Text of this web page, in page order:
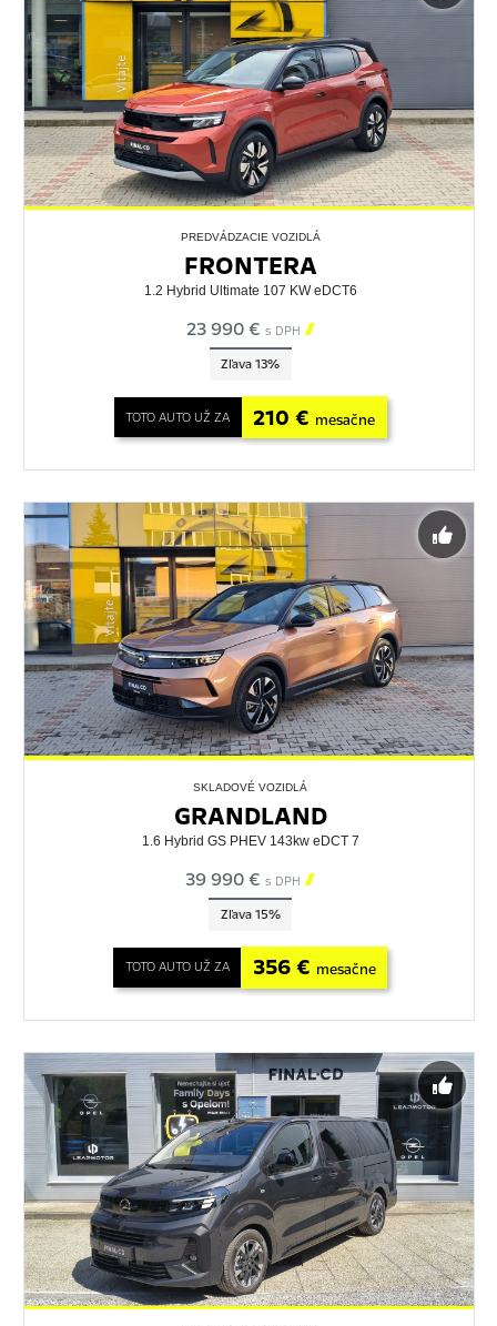
PREDVÁDZACIE VOZIDLÁ
FRONTERA
1.2 Hybrid Ultimate 107 KW eDCT6
23 990 € s DPH 
Zľava 13%
TOTO AUTO UŽ ZA 210 € mesačne
SKLADOVÉ VOZIDLÁ
GRANDLAND
1.6 Hybrid GS PHEV 143kw eDCT 7
39 990 €s DPH 
Zľava 15%
TOTO AUTO UŽ ZA 356 € mesačne